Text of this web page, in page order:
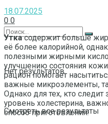
Нет результатов
Смотреть все результаты
18.07.2025
0 0
Уткасодержит больше
её более калорийной,
полезными жирными
улучшению состояния
рацион помогает
важные микроэлементы,
Однако для тех, кто следит
уровень холестерина,
способ приготовления.